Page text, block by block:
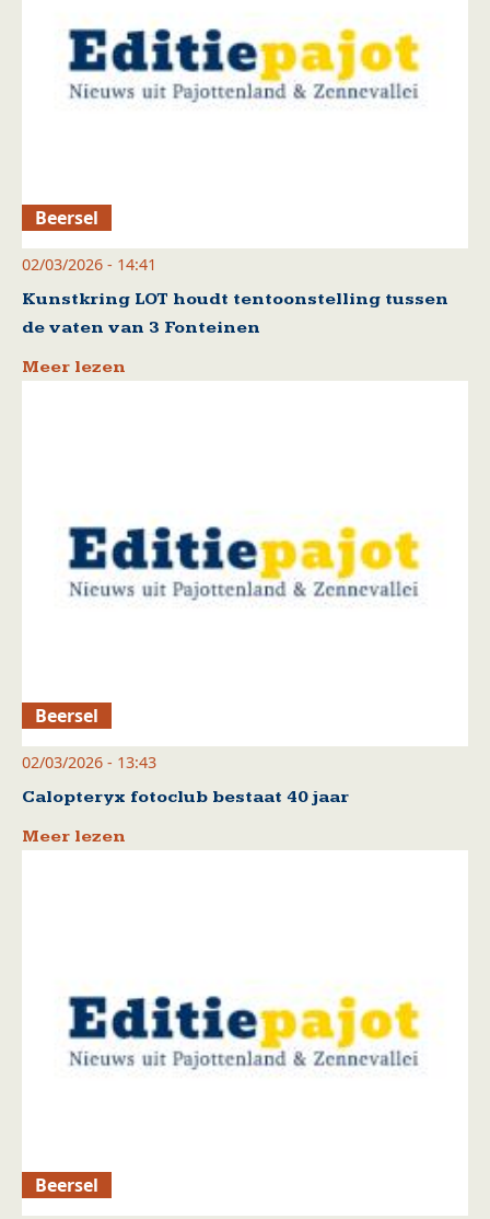
Beersel
02/03/2026 - 14:41
Kunstkring LOT houdt tentoonstelling tussen
de vaten van 3 Fonteinen
Meer lezen
Beersel
02/03/2026 - 13:43
Calopteryx fotoclub bestaat 40 jaar
Meer lezen
Beersel